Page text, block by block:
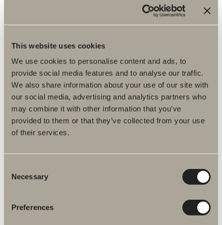
This website uses cookies
We use cookies to personalise content and ads, to
provide social media features and to analyse our traffic.
We also share information about your use of our site with
our social media, advertising and analytics partners who
may combine it with other information that you’ve
provided to them or that they’ve collected from your use
of their services.
Selection
Necessary
Preferences
Front duschhylla
En horisontell design som binder samman olika funktioner och skapar
helhet.